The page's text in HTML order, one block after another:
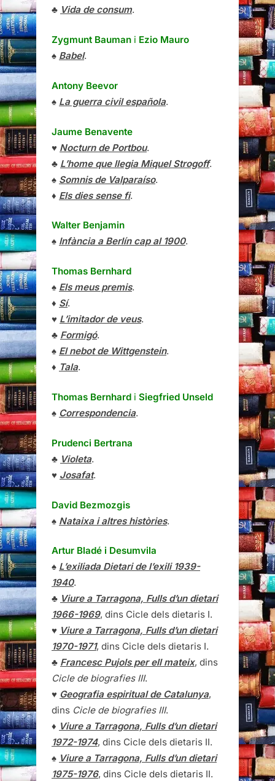
♣ Vida de consum.
Zygmunt Bauman i Ezio Mauro
♠ Babel.
Antony Beevor
♠ La guerra civil española.
Jaume Benavente
♥ Nocturn de Portbou.
♣ L’home que llegia Miquel Strogoff.
♠ Somnis de Valparaíso.
♦ Els dies sense fi.
Walter Benjamin
♠ Infància a Berlín cap al 1900.
Thomas Bernhard
♠ Els meus premis.
♦ Sí.
♥ L’imitador de veus.
♣ Formigó.
♠ El nebot de Wittgenstein.
♦ Tala.
Thomas Bernhard i Siegfried Unseld
♠ Correspondencia.
Prudenci Bertrana
♣ Violeta.
♥ Josafat.
David Bezmozgis
♠ Nataixa i altres històries.
Artur Bladé i Desumvila
♠ L’exiliada Dietari de l’exili 1939-
1940.
♣ Viure a Tarragona, Fulls d’un dietari
1966-1969, dins Cicle dels dietaris I.
♥ Viure a Tarragona, Fulls d’un dietari
1970-1971, dins Cicle dels dietaris I.
♣ Francesc Pujols per ell mateix, dins
Cicle de biografies III.
♥ Geografia espiritual de Catalunya,
dins Cicle de biografies III.
♦ Viure a Tarragona, Fulls d’un dietari
1972-1974, dins Cicle dels dietaris II.
♠ Viure a Tarragona, Fulls d’un dietari
1975-1976, dins Cicle dels dietaris II.